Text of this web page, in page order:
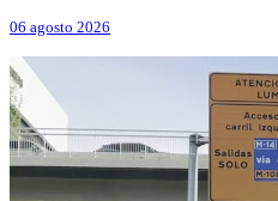
06 agosto 2026